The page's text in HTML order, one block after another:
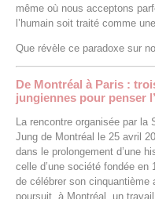
même où nous acceptons
l’humain soit traité comme
Que révèle ce paradoxe sur
De Montréal à Paris :
jungiennes pour penser
La rencontre organisée par la
Jung de Montréal le 25 avril
dans le prolongement d’une
celle d’une société fondée en
de célébrer son cinquantième
poursuit, à Montréal, un